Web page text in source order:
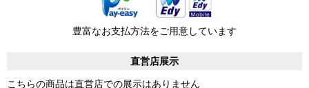
豊富なお支払方法をご用意しています
直営店展示
こちらの商品は直営店での展示はありません